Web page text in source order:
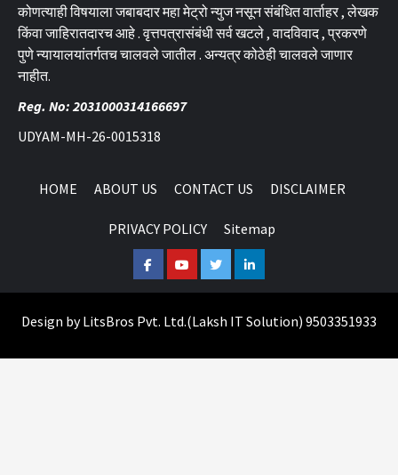
कोणत्याही विषयाला जबाबदार महा मेट्रो न्युज नसून संबंधित वार्ताहर , लेखक
किंवा जाहिरातदारच आहे . वृत्तपत्रासंबंधी सर्व खटले , वादविवाद , प्रकरणे
पुणे न्यायालयांतर्गतच चालवले जातील . अन्यत्र कोठेही चालवले जाणार
नाहीत.
Reg. No: 2031000314166697
UDYAM-MH-26-0015318
HOME ABOUT US CONTACT US DISCLAIMER
PRIVACY POLICY Sitemap
FacebookYoutubeTwitterLinkedin
Design byLitsBros Pvt. Ltd.(Laksh IT Solution) 9503351933